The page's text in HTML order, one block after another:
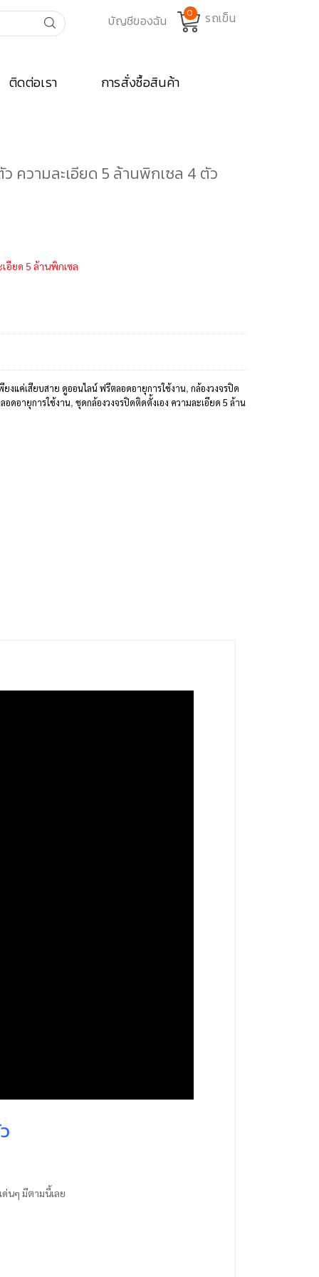
0
ติดต่อเรา
การสั่งซื้อสินค้า
ความละเอียด 5 ล้านพิกเซล 4 ตัว
อียด 5 ล้านพิกเซล
ยด 5 ล้านพิกเซล 4 ตัว กล้อง 360 องศา 1 ตัว ชิ้น
ยงแค่เสียบสาย ดูออนไลน์ ฟรีตลอดอายุการใช้งาน, กล้องวงจรปิด
อดอายุการใช้งาน, ชุดกล้องวงจรปิดติดตั้งเอง ความละเอียด 5 ล้าน
นๆ มีตามนี้เลย